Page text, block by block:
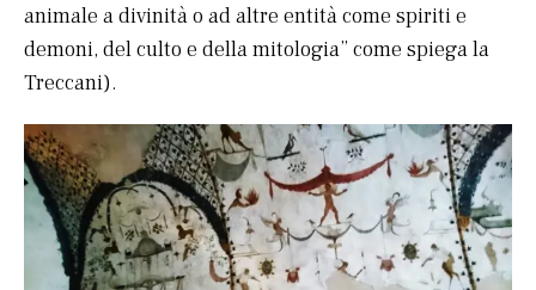
animale a divinità o ad altre entità come spiriti e
demoni, del culto e della mitologia” come spiega la
Treccani).